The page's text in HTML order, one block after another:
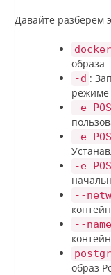
Давайте разберем
образа
-d :
режиме
-e
-e
-e
--
--
образ